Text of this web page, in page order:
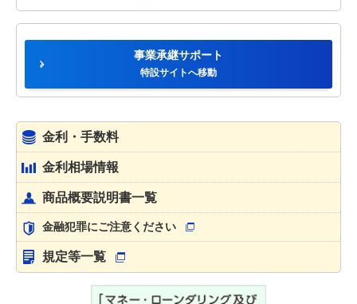
事業承継サポート
特設サイトへ移動
金利・手数料
金利相場情報
商品概要説明書一覧
金融犯罪にご注意ください
規定等一覧